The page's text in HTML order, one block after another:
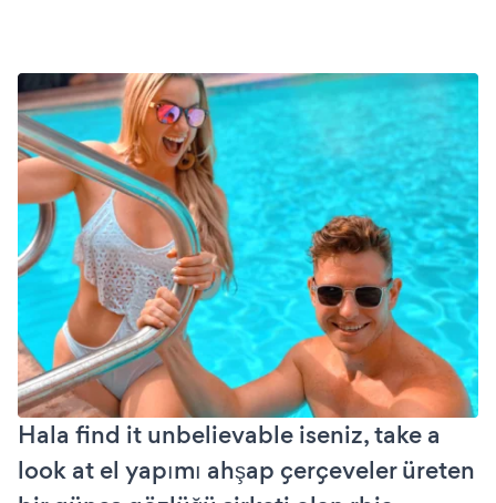
Hala find it unbelievable iseniz, take a
look at el yapımı ahşap çerçeveler üreten